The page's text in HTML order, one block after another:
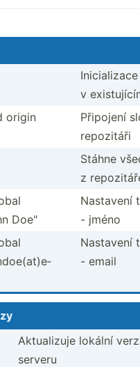
v
origin
Připojení
repozitáři
Stáhne
z
Doe"
Nastavení
- jméno
Nastavení
- email
Aktual­izuje lokální
serveru